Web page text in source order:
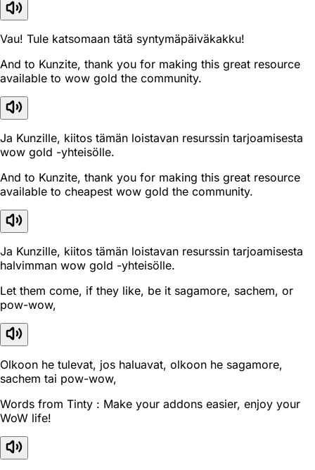
Vau! Tule katsomaan tätä syntymäpäiväkakku!
And to Kunzite, thank you for making this great resource
available to wow gold the community.
Ja Kunzille, kiitos tämän loistavan resurssin tarjoamisesta
wow gold -yhteisölle.
And to Kunzite, thank you for making this great resource
available to cheapest wow gold the community.
Ja Kunzille, kiitos tämän loistavan resurssin tarjoamisesta
halvimman wow gold -yhteisölle.
Let them come, if they like, be it sagamore, sachem, or
pow-wow,
Olkoon he tulevat, jos haluavat, olkoon he sagamore,
sachem tai pow-wow,
Words from Tinty : Make your addons easier, enjoy your
WoW life!